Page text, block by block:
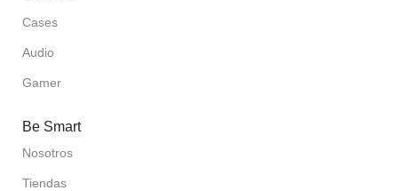
Cases
Audio
Gamer
Be Smart
Nosotros
Tiendas